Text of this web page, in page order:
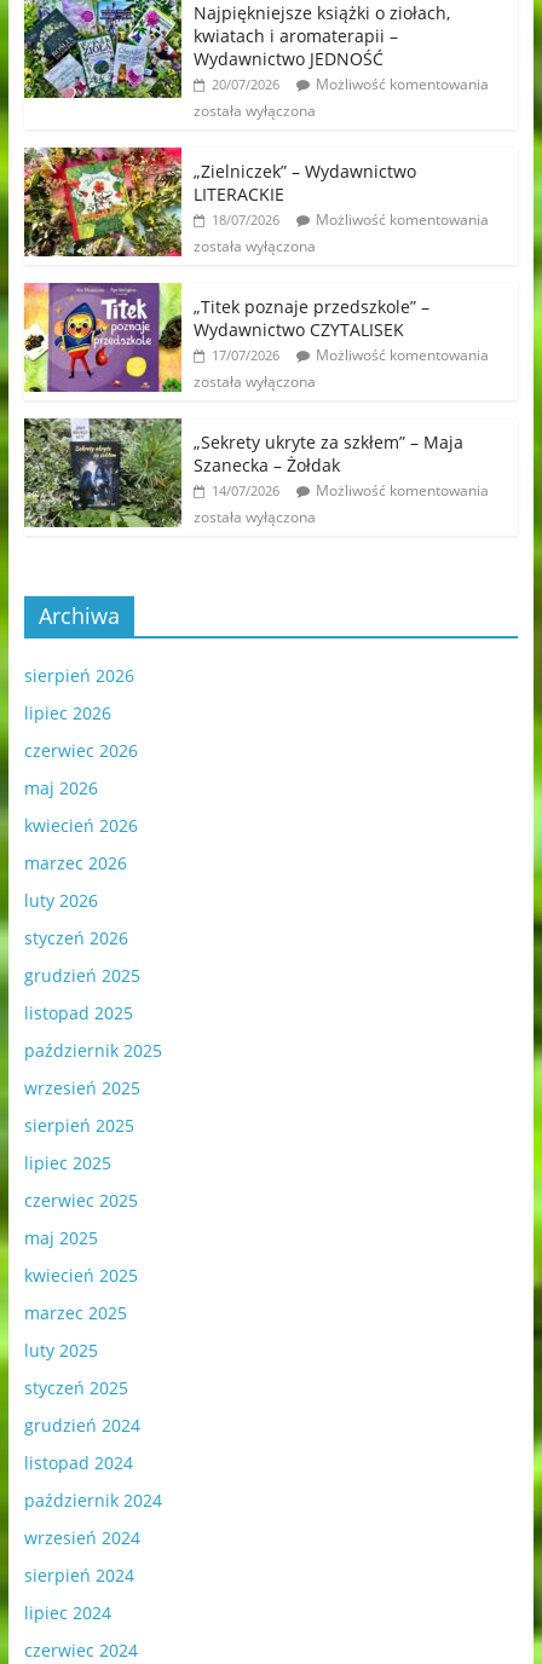
Najpiękniejsze książki o ziołach,
kwiatach i aromaterapii –
Wydawnictwo JEDNOŚĆ
20/07/2026
Możliwość komentowania
została wyłączona
„Zielniczek” – Wydawnictwo
LITERACKIE
18/07/2026
Możliwość komentowania
została wyłączona
„Titek poznaje przedszkole” –
Wydawnictwo CZYTALISEK
17/07/2026
Możliwość komentowania
została wyłączona
„Sekrety ukryte za szkłem” – Maja
Szanecka – Żołdak
14/07/2026
Możliwość komentowania
została wyłączona
Archiwa
sierpień 2026
lipiec 2026
czerwiec 2026
maj 2026
kwiecień 2026
marzec 2026
luty 2026
styczeń 2026
grudzień 2025
listopad 2025
październik 2025
wrzesień 2025
sierpień 2025
lipiec 2025
czerwiec 2025
maj 2025
kwiecień 2025
marzec 2025
luty 2025
styczeń 2025
grudzień 2024
listopad 2024
październik 2024
wrzesień 2024
sierpień 2024
lipiec 2024
czerwiec 2024